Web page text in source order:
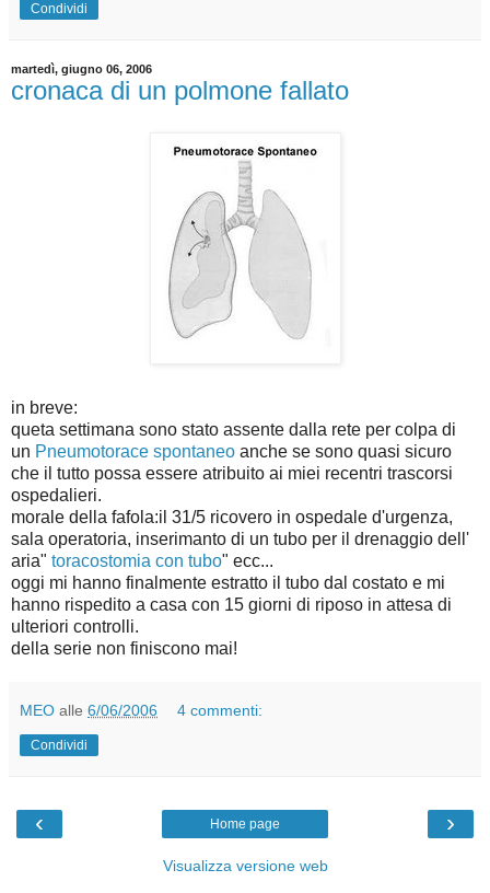
Condividi
martedì, giugno 06, 2006
cronaca di un polmone fallato
in breve:
queta settimana sono stato assente dalla rete per colpa di
un Pneumotorace spontaneo anche se sono quasi sicuro
che il tutto possa essere atribuito ai miei recentri trascorsi
ospedalieri.
morale della fafola:il 31/5 ricovero in ospedale d'urgenza,
sala operatoria, inserimanto di un tubo per il drenaggio dell'
aria" toracostomia con tubo" ecc...
oggi mi hanno finalmente estratto il tubo dal costato e mi
hanno rispedito a casa con 15 giorni di riposo in attesa di
ulteriori controlli.
della serie non finiscono mai!
MEO alle 6/06/2006 4 commenti:
Condividi
‹ ›
Home page
Visualizza versione web